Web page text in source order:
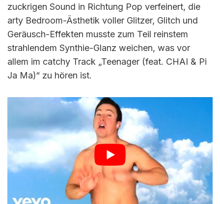
zuckrigen Sound in Richtung Pop verfeinert, die
arty Bedroom-Ästhetik voller Glitzer, Glitch und
Geräusch-Effekten musste zum Teil reinstem
strahlendem Synthie-Glanz weichen, was vor
allem im catchy Track „Teenager (feat. CHAI & Pi
Ja Ma)“ zu hören ist.